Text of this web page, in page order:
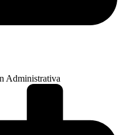
Administrativa